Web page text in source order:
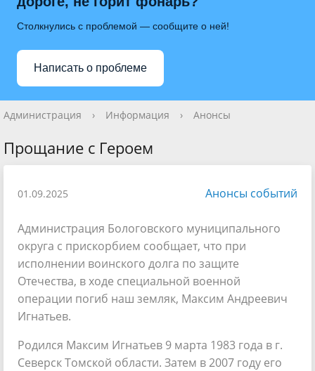
Столкнулись с проблемой — сообщите о ней!
Написать о проблеме
Администрация › Информация › Анонсы
Прощание с Героем
01.09.2025 Анонсы событий
Администрация Бологовского муниципального
округа с прискорбием сообщает, что при
исполнении воинского долга по защите
Отечества, в ходе специальной военной
операции погиб наш земляк, Максим Андреевич
Игнатьев.
Родился Максим Игнатьев 9 марта 1983 года в г.
Северск Томской области. Затем в 2007 году его